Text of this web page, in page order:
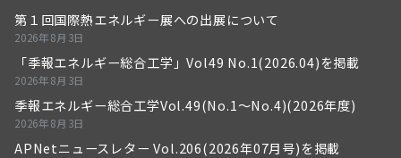
第１回国際熱エネルギー展への出展について
2026年8月3日
「季報エネルギー総合工学」Vol49 No.1(2026.04)を掲載
2026年8月3日
季報エネルギー総合工学Vol.49(No.1～No.4)(2026年度)
2026年8月3日
APNetニュースレター Vol.206(2026年07月号)を掲載